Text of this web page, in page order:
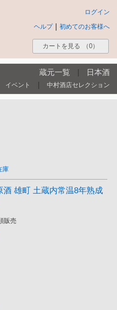
ログイン
初めてのお客様へ
ヘルプ
カートを見る （0）
蔵元一覧 日本酒
イベント 中村酒店セレクション
庫
雄町 土蔵内常温8年熟成
販売